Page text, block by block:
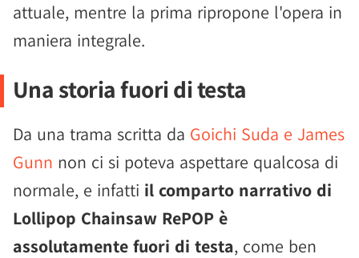
attuale, mentre la prima ripropone l'opera in
maniera integrale.
Una storia fuori di testa
Da una trama scritta da Goichi Suda e James
Gunn non ci si poteva aspettare qualcosa di
normale, e infatti il comparto narrativo di
Lollipop Chainsaw RePOP è
assolutamente fuori di testa, come ben